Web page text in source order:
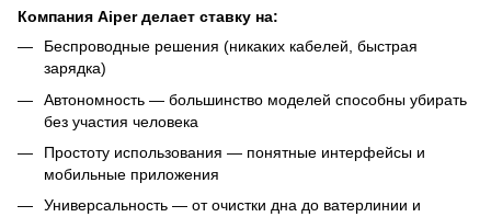
Компания Aiper делает ставку на:
Беспроводные решения (никаких кабелей, быстрая
зарядка)
Автономность — большинство моделей способны убирать
без участия человека
Простоту использования — понятные интерфейсы и
мобильные приложения
Универсальность — от очистки дна до ватерлинии и